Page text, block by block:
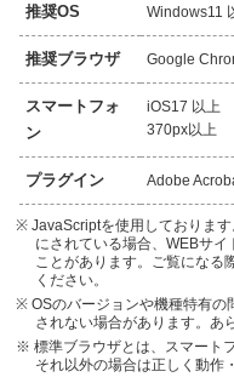
推奨OS Windows11
推奨ブラウザ Google
スマートフォ
ン
iOS17 以上
370px以上
プラグイン Adobe
※ JavaScriptを使用しておりま
にされている場合、WEBサ
ことがあります。ご覧になる
ください。
※ OSのバージョンや機種特有の
されない場合があります。あ
※ 標準ブラウザとは、スマート
それ以外の場合は正しく動作